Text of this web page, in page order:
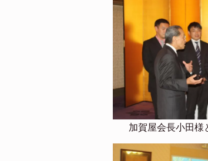
加賀屋会長小田様